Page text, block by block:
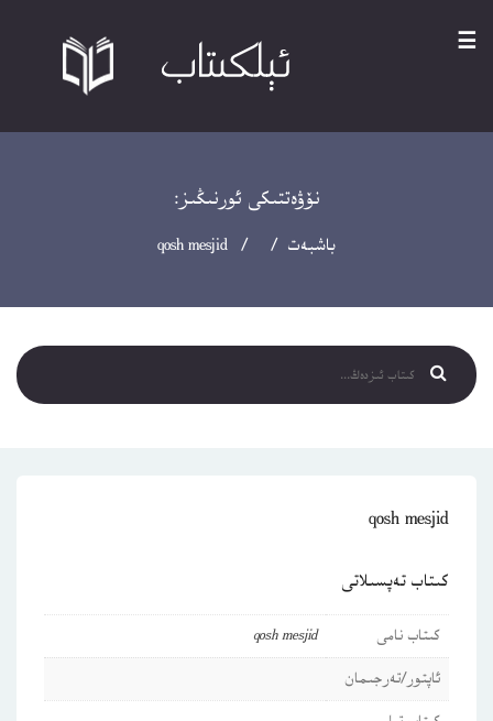
☰
نۆۋەتتىكى ئورنىڭىز:
باشبەت / / qosh mesjid
qosh mesjid
كىتاب تەپسىلاتى
كىتاب نامى
qosh mesjid
ئاپتور/تەرجىمان